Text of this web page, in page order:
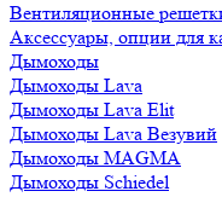
Вентиляционные
Аксессуары, опции для
Дымоходы
Дымоходы Lava
Дымоходы Lava Elit
Дымоходы Lava Везувий
Дымоходы MAGMA
Дымоходы Schiedel